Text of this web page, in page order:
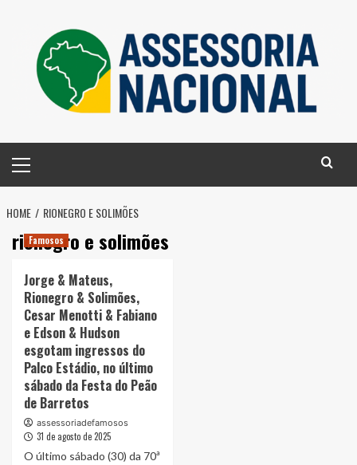
content
Menu
HOME RIONEGRO E SOLIMÕES
rionegro e solimões
Famosos
Jorge & Mateus,
Rionegro & Solimões,
Cesar Menotti & Fabiano
e Edson & Hudson
esgotam ingressos do
Palco Estádio, no último
sábado da Festa do Peão
de Barretos
assessoriadefamosos
31 de agosto de 2025
O último sábado (30) da 70ª